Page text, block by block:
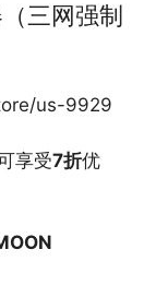
三网强制
us-9929
享受7折优